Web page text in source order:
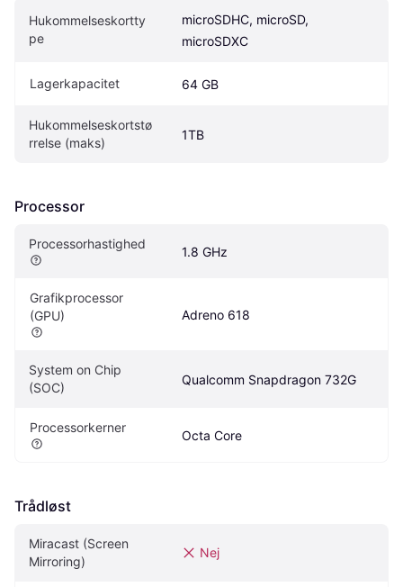
Hukommelseskortty
pe
microSDHC, microSD,
microSDXC
Lagerkapacitet 64 GB
Hukommelseskortstø
rrelse (maks)
1TB
Processor
Processorhastighed
1.8 GHz
Grafikprocessor
(GPU)
Adreno 618
System on Chip
(SOC)
Qualcomm Snapdragon 732G
Processorkerner
Octa Core
Trådløst
Miracast (Screen
Mirroring)
Nej